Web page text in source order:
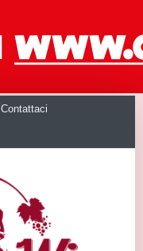
Contattaci